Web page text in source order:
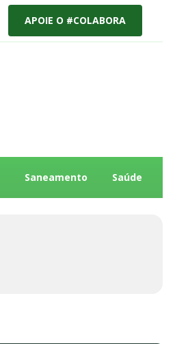
APOIE O #COLABORA
Saneamento Saúde